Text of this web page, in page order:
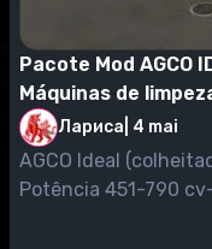
Pacote Mod AGCO
Máquinas de
Лариса 4 mai
AGCO Ideal
Potência 451-790